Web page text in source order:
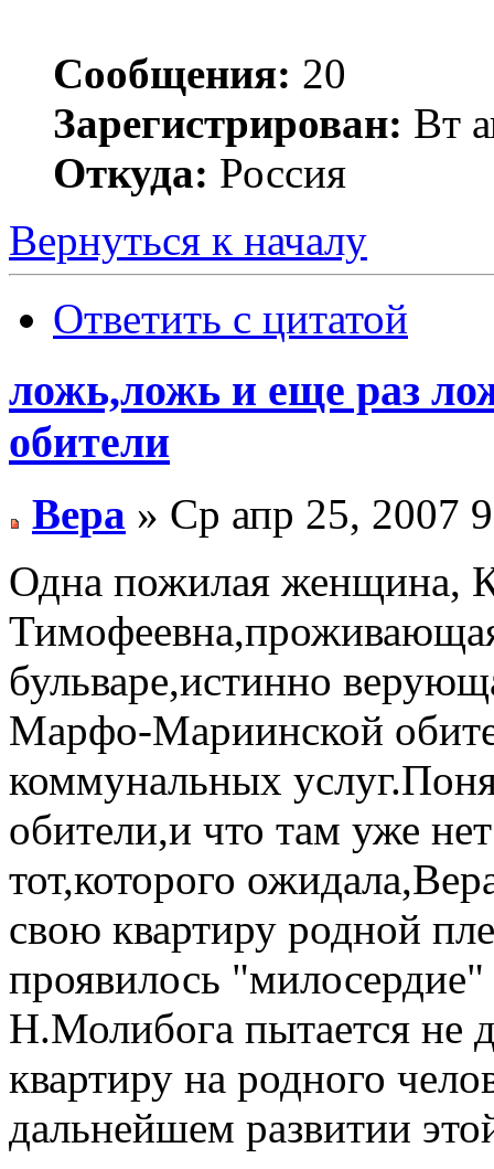
Сообщения: 20
Зарегистрирован: Вт
Откуда: Россия
Вернуться к началу
Ответить с цитатой
ложь,ложь и еще раз
обители
Вера » Ср апр 25, 2007
Одна пожилая женщина,
бульваре,истинно
Марфо-Мариинской
коммунальных
обители,и что там уже
тот,которого
свою квартиру родной
проявилось
Н.Молибога пытается не
квартиру на родного
дальнейшем развитии